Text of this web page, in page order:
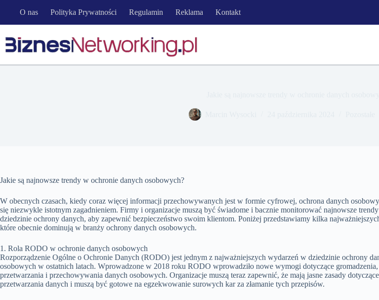
O nas Polityka Prywatności Regulamin Reklama Kontakt
Jakie są najnowsze trendy w ochronie danych osobowych?
W obecnych czasach, kiedy coraz więcej informacji przechowywanych jest w formie cyfrowej, ochrona danych
się niezwykle istotnym zagadnieniem. Firmy i organizacje muszą być świadome i bacznie monitorować najnowsze
dziedzinie ochrony danych, aby zapewnić bezpieczeństwo swoim klientom. Poniżej przedstawiamy kilka
które obecnie dominują w branży ochrony danych osobowych.
1. Rola RODO w ochronie danych osobowych
Rozporządzenie Ogólne o Ochronie Danych (RODO) jest jednym z najważniejszych wydarzeń w dziedzinie ochrony
osobowych w ostatnich latach. Wprowadzone w 2018 roku RODO wprowadziło nowe wymogi dotyczące gromadzenia,
przetwarzania i przechowywania danych osobowych. Organizacje muszą teraz zapewnić, że mają jasne zasady dotyczące
przetwarzania danych i muszą być gotowe na egzekwowanie surowych kar za złamanie tych przepisów.